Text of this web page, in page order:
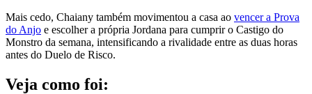
Mais cedo, Chaiany também movimentou a casa ao vencer a Prova
do Anjo e escolher a própria Jordana para cumprir o Castigo do
Monstro da semana, intensificando a rivalidade entre as duas horas
antes do Duelo de Risco.
Veja como foi: